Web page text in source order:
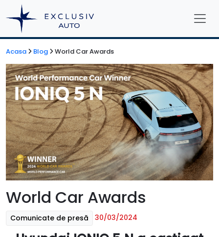
Acasa Blog World Car Awards
World Car Awards
Comunicate de presă 30/03/2024